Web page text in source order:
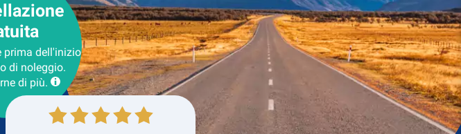
Ritorno
prima dell'inizio
di noleggio.
di più.